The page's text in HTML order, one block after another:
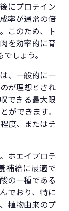
にプロテイン
率が通常の倍
このため、ト
を効率的に育
しょう。
、一般的に一
が理想とされ
できる最大限
ができます。
度、またはチ
ホエイプロテ
補給に最適で
の一種である
でおり、特に
植物由来のプ